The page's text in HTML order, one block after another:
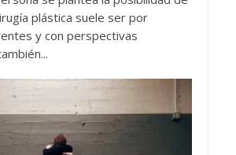
plástica suele ser por
y con perspectivas